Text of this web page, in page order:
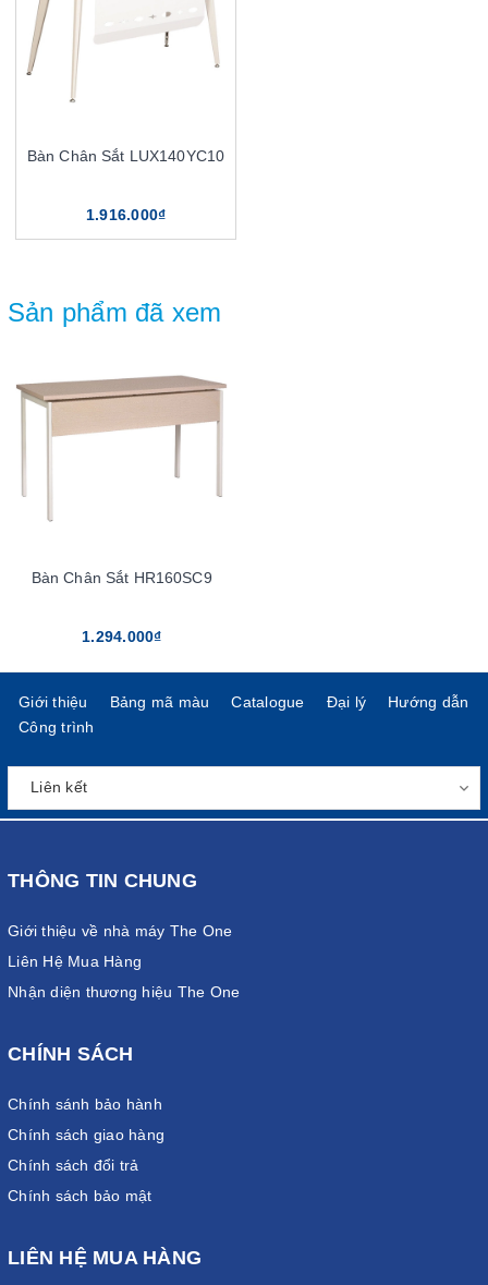
Bàn Chân Sắt LUX140YC10
1.916.000₫
Sản phẩm đã xem
Bàn Chân Sắt HR160SC9
1.294.000₫
Giới thiệu Bảng mã màu Catalogue Đại lý
Hướng dẫn
Công trình
THÔNG TIN CHUNG
Giới thiệu về nhà máy The One
Liên Hệ Mua Hàng
Nhận diện thương hiệu The One
CHÍNH SÁCH
Chính sánh bảo hành
Chính sách giao hàng
Chính sách đổi trả
Chính sách bảo mật
LIÊN HỆ MUA HÀNG